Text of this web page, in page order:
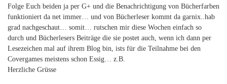
Folge Euch beiden ja per G+ und die Benachrichtigung von Bücherfarben
funktioniert da net immer… und von Bücherleser kommt da garnix..hab
grad nachgeschaut… somit… rutschen mir diese Wochen einfach so
durch und Bücherlesers Beiträge die sie postet auch, wenn ich dann per
Lesezeichen mal auf ihrem Blog bin, ists für die Teilnahme bei den
Covergames meistens schon Essig… z.B.
Herzliche Grüsse